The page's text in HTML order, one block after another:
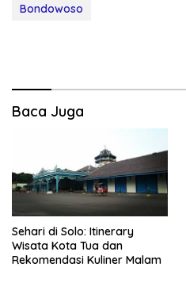
Bondowoso
Baca Juga
Sehari di Solo: Itinerary
Wisata Kota Tua dan
Rekomendasi Kuliner Malam